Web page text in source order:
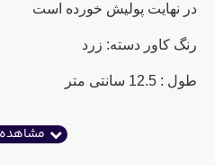
در نهایت پولیش خورده است
رنگ کاور دسته: زرد
طول : 12.5 سانتی متر